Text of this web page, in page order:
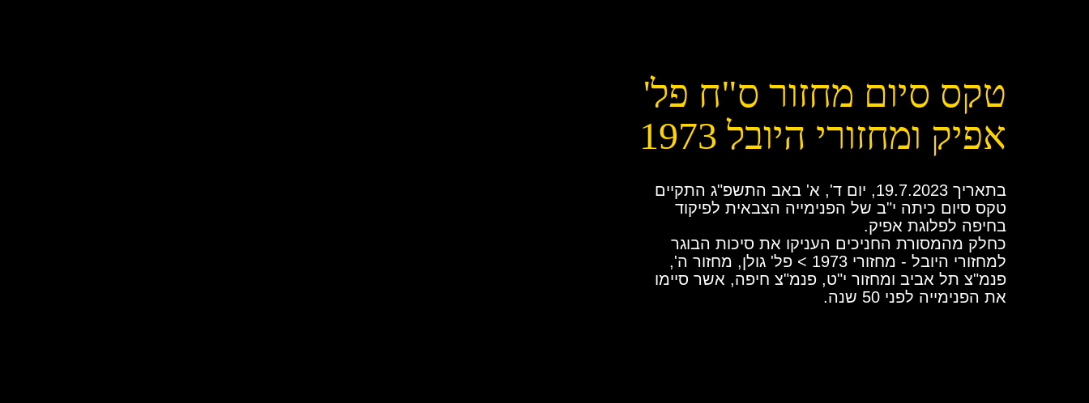
טקס סיום מחזור ס"ח פל'
אפיק ומחזורי היובל 1973
בתאריך 19.7.2023, יום ד', א' באב התשפ"ג התקיים
טקס סיום כיתה י"ב של הפנימייה הצבאית לפיקוד
בחיפה לפלוגת אפיק.
כחלק מהמסורת החניכים העניקו את סיכות הבוגר
למחזורי היובל - מחזורי 1973 > פל' גולן, מחזור ה',
פנמ"צ תל אביב ומחזור י"ט, פנמ"צ חיפה, אשר סיימו
את הפנימייה לפני 50 שנה.